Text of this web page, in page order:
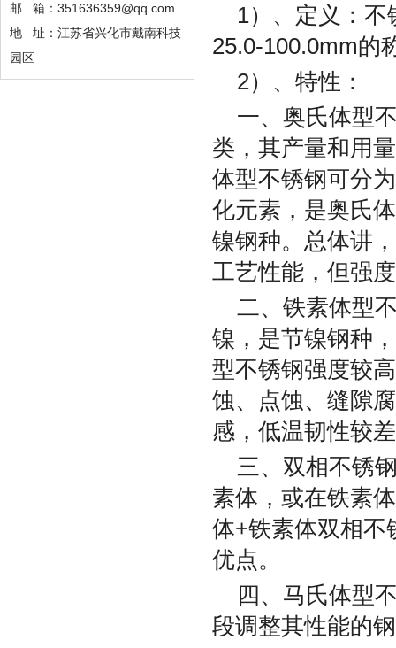
邮 箱：351636359@qq.com
地 址：江苏省兴化市戴南科技
园区
1）、定义：
25.0-100.0mm的
2）、特性：
一、奥氏体型
类，其产量和用
体型不锈钢可分
化元素，是奥氏
镍钢种。总体讲
工艺性能，但强
二、铁素体型
镍，是节镍钢种
型不锈钢强度较
蚀、点蚀、缝隙
感，低温韧性较
三、双相不锈
素体，或在铁素
体+铁素体双相不
优点。
四、马氏体型
段调整其性能的